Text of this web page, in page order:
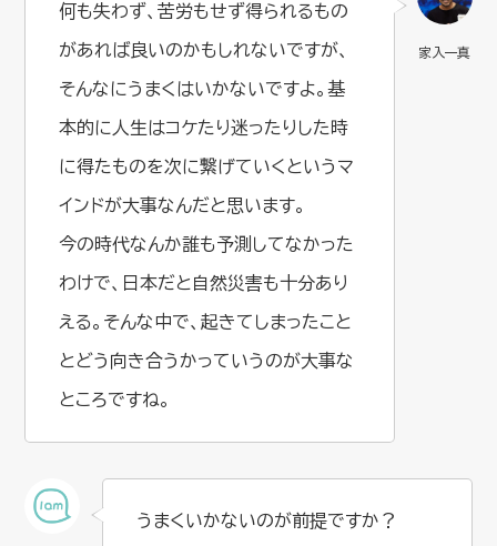
何も失わず、苦労もせず得られるもの
があれば良いのかもしれないですが、
そんなにうまくはいかないですよ。基
本的に人生はコケたり迷ったりした時
に得たものを次に繋げていくというマ
インドが大事なんだと思います。
今の時代なんか誰も予測してなかった
わけで、日本だと自然災害も十分あり
える。そんな中で、起きてしまったこと
とどう向き合うかっていうのが大事な
ところですね。
うまくいかないのが前提ですか？